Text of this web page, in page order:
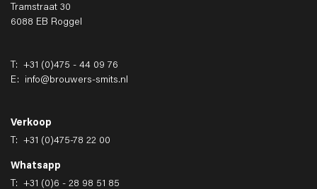
Tramstraat 30
6088 EB Roggel
T: +31 (0)475 - 44 09 76
E: info@brouwers-smits.nl
Verkoop
T: +31 (0)475-78 22 00
Whatsapp
T: +31 (0)6 - 28 98 51 85